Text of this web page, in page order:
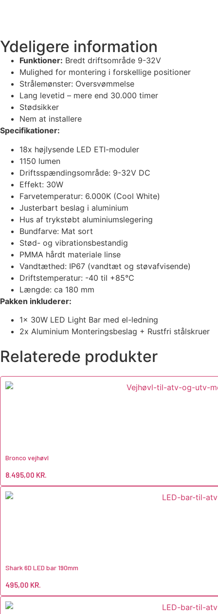
Ydeligere information
Funktioner: Bredt driftsområde 9-32V
Mulighed for montering i forskellige positioner
Strålemønster: Oversvømmelse
Lang levetid – mere end 30.000 timer
Stødsikker
Nem at installere
Specifikationer:
18x højlysende LED ETI-moduler
1150 lumen
Driftsspændingsområde: 9-32V DC
Effekt: 30W
Farvetemperatur: 6.000K (Cool White)
Justerbart beslag i aluminium
Hus af trykstøbt aluminiumslegering
Bundfarve: Mat sort
Stød- og vibrationsbestandig
PMMA hårdt materiale linse
Vandtæthed: IP67 (vandtæt og støvafvisende)
Driftstemperatur: -40 til +85°C
Længde: ca 180 mm
Pakken inkluderer:
1x 30W LED Light Bar med el-ledning
2x Aluminium Monteringsbeslag + Rustfri stålskruer
Relaterede produkter
Bronco vejhøvl
8.495,00 KR.
Shark 6D LED bar 190mm
495,00 KR.